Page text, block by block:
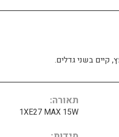
קיים בשני גדלים.
תאורה
1XE27 MAX 15W